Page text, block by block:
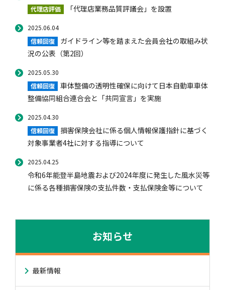
代理店評価
「代理店業務品質評議会」を設置
2025.06.04
信頼回復
ガイドライン等を踏まえた会員会社の取組み状
況の公表（第2回）
2025.05.30
信頼回復
車体整備の透明性確保に向けて日本自動車車体
整備協同組合連合会と「共同宣言」を実施
2025.04.30
信頼回復
損害保険会社に係る個人情報保護指針に基づく
対象事業者4社に対する指導について
2025.04.25
令和6年能登半島地震および2024年度に発生した風水災等
に係る各種損害保険の支払件数・支払保険金等について
お知らせ
最新情報